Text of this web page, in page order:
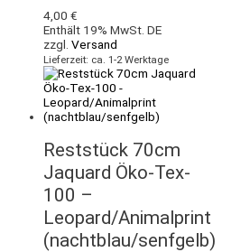
4,00 €
Enthält 19% MwSt. DE
zzgl. Versand
Lieferzeit: ca. 1-2 Werktage
Reststück 70cm
Jaquard Öko-Tex-
100 –
Leopard/Animalprint
(nachtblau/senfgelb)